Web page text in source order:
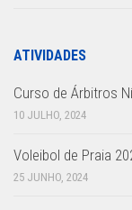
ATIVIDADES
Curso de Árbitros
10 JULHO, 2024
Voleibol de Praia
25 JUNHO, 2024